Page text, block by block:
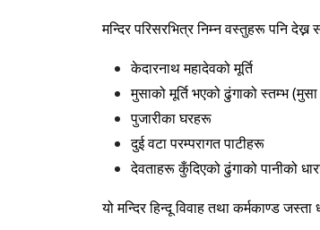
मन्दिर परिसरभित्र निम्न वस्तुहरू पनि देख्न
केदारनाथ महादेवको मूर्ति
मुसाको मूर्ति भएको ढुंगाको स्तम्भ
पुजारीका घरहरू
दुई वटा परम्परागत पाटीहरू
देवताहरू कुँदिएको ढुंगाको पानीको
यो मन्दिर हिन्दू विवाह तथा कर्मकाण्ड